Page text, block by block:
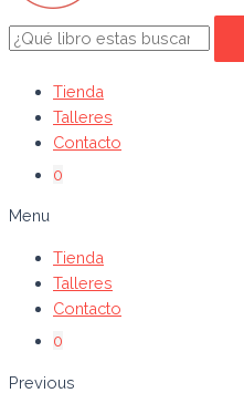
Tienda
Talleres
Contacto
0
Menu
Tienda
Talleres
Contacto
0
Previous